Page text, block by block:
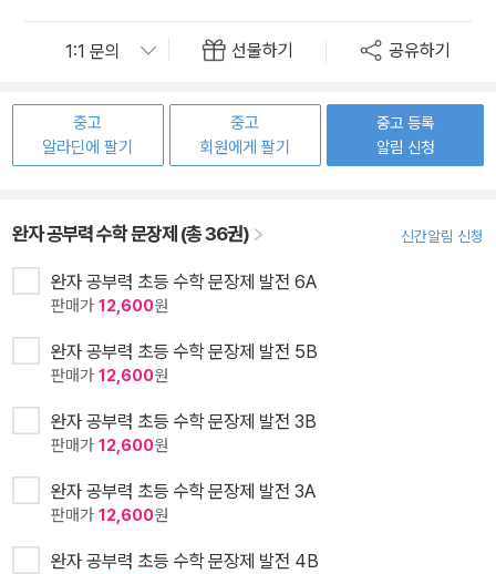
선물하기 공유하기
중고
알라딘에 팔기
중고
회원에게 팔기
중고 등록
알림 신청
완자 공부력 수학 문장제 (총 36권) 신간알림 신청
완자 공부력 초등 수학 문장제 발전 6A
판매가 12,600원
완자 공부력 초등 수학 문장제 발전 5B
판매가 12,600원
완자 공부력 초등 수학 문장제 발전 3B
판매가 12,600원
완자 공부력 초등 수학 문장제 발전 3A
판매가 12,600원
완자 공부력 초등 수학 문장제 발전 4B